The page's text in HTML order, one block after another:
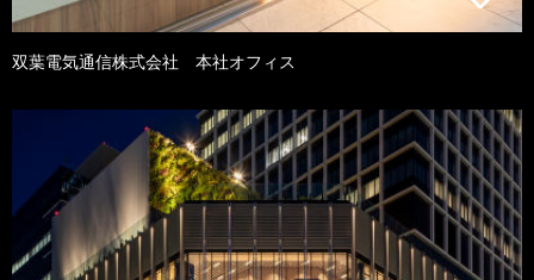
双葉電気通信株式会社 本社オフィス